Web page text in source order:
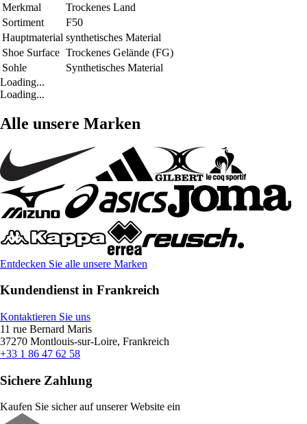
Merkmal
Trockenes Land
Sortiment
F50
Hauptmaterial synthetisches Material
Shoe Surface Trockenes Gelände (FG)
Sohle
Synthetisches Material
Loading...
Loading...
Alle unsere Marken
Entdecken Sie alle unsere Marken
Kundendienst in Frankreich
Kontaktieren Sie uns
11 rue Bernard Maris
37270 Montlouis-sur-Loire, Frankreich
+33 1 86 47 62 58
Sichere Zahlung
Kaufen Sie sicher auf unserer Website ein